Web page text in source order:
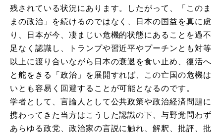
残されている状況にあります。したがって、「このま
まの政治」を続けるのではなく、日本の国益を真に慮
り、日本が今、凄まじい危機的状態にあることを過不
足なく認識し、トランプや習近平やプーチンとも対等
以上に渡り合いながら日本の衰退を食い止め、復活へ
と舵をきる「政治」を展開すれば、この亡国の危機は
いとも容易く回避することが可能となるのです。
学者として、言論人として公共政策や政治経済問題に
携わってきた当方はこうした認識の下、与野党問わず
あらゆる政党、政治家の言説に触れ、解釈、批評、批